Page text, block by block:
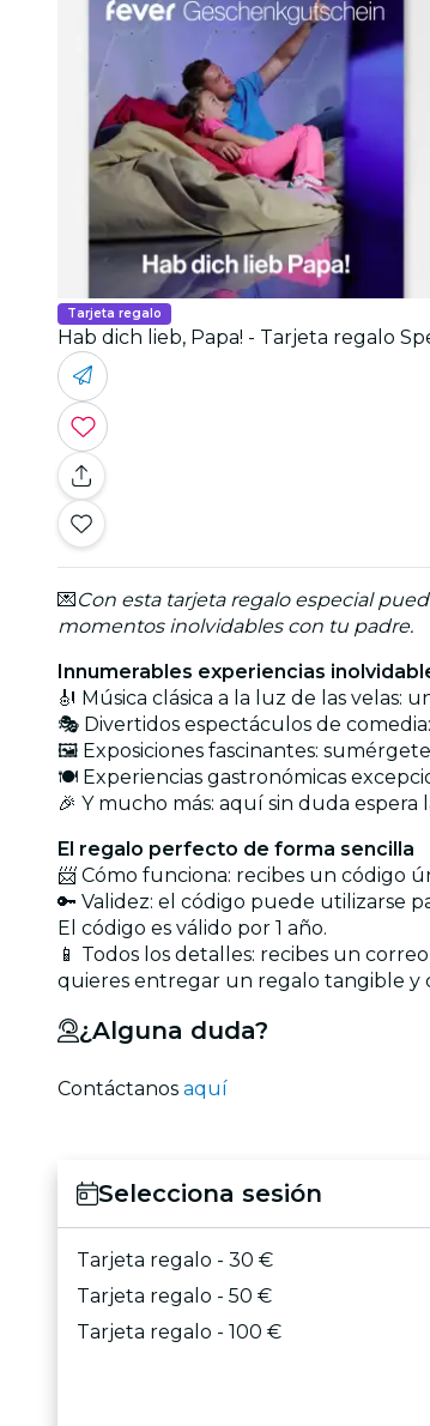
Tarjeta regalo
Hab dich lieb, Papa! - Tarjeta regalo
💌Con esta tarjeta regalo especial
momentos inolvidables con tu padre.
Innumerables experiencias
🎻 Música clásica a la luz de las velas:
🎭 Divertidos espectáculos de
🖼️ Exposiciones fascinantes:
🍽️ Experiencias gastronómicas
🎉 Y mucho más: aquí sin duda
El regalo perfecto de forma sencilla
📨 Cómo funciona: recibes un código
🔑 Validez: el código puede utilizarse
El código es válido por 1 año.
📱 Todos los detalles: recibes un
quieres entregar un regalo tangible y
¿Alguna duda?
Contáctanos aquí
Selecciona sesión
Tarjeta regalo - 30 €
Tarjeta regalo - 50 €
Tarjeta regalo - 100 €